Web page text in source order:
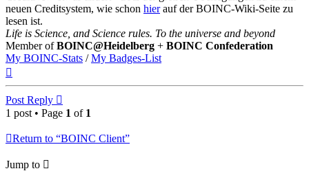
neuen Creditsystem, wie schon hierauf der BOINC-Wiki-Seite zu
lesen ist.
Life is Science, and Science rules. To the universe and beyond
Member ofBOINC@Heidelberg + BOINC Confederation
My BOINC-Stats /My Badges-List
Post Reply
1 post • Page 1 of 1
Return to “BOINC Client”
Jump to